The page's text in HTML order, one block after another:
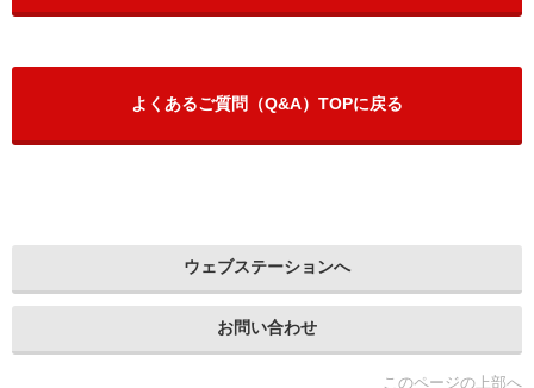
よくあるご質問（Q&A）TOPに戻る
ウェブステーションへ
お問い合わせ
このページの上部へ